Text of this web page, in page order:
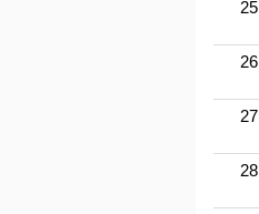
25
26
27
28